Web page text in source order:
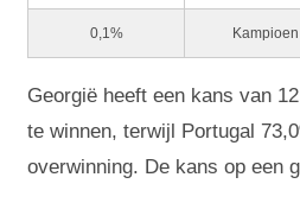
0,1% Kampioen
Georgië heeft een kans van
te winnen, terwijl Portugal
overwinning. De kans op een